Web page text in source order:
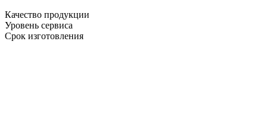
Качество продукции
Уровень сервиса
Срок изготовления